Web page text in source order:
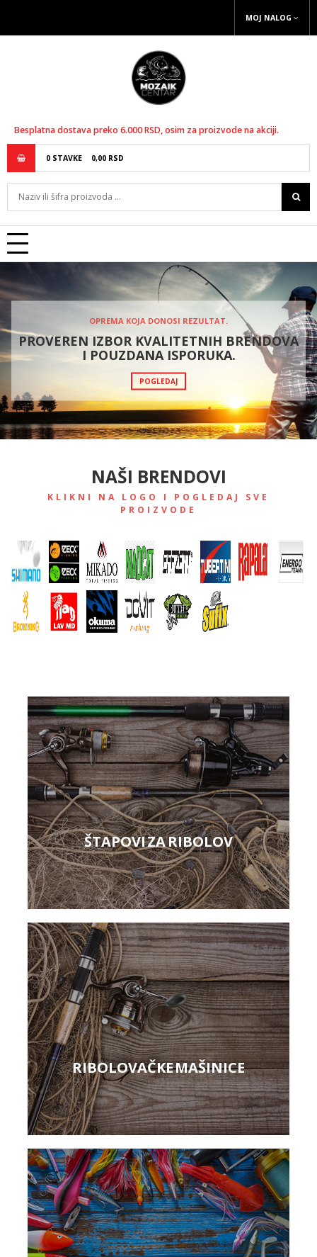
MOJ NALOG
Besplatna dostava preko 6.000 RSD, osim za proizvode na akciji.
0 STAVKE 0,00 RSD
OPREMA KOJA DONOSI REZULTAT.
PROVEREN IZBOR KVALITETNIH BRENDOVA
I POUZDANA ISPORUKA.
POGLEDAJ
NAŠI BRENDOVI
KLIKNI NA LOGO I POGLEDAJ SVE
PROIZVODE
ŠTAPOVI ZA RIBOLOV
RIBOLOVAČKE MAŠINICE